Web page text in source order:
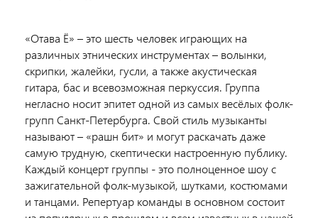
«Отава Ё» – это шесть человек играющих на
различных этнических инструментах – волынки,
скрипки, жалейки, гусли, а также акустическая
гитара, бас и всевозможная перкуссия. Группа
негласно носит эпитет одной из самых весёлых фолк-
групп Санкт-Петербурга. Свой стиль музыканты
называют – «рашн бит» и могут раскачать даже
самую трудную, скептически настроенную публику.
Каждый концерт группы - это полноценное шоу с
зажигательной фолк-музыкой, шутками, костюмами
и танцами. Репертуар команды в основном состоит